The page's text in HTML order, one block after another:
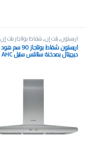
اريستون,بلت إن,شفاط بوتاجاز بلت إن
اريستون شفاط بوتاجاز 90 سم هود
ديچيتال بمدخنة ستانلس ستيل AHC
9.7F AB X